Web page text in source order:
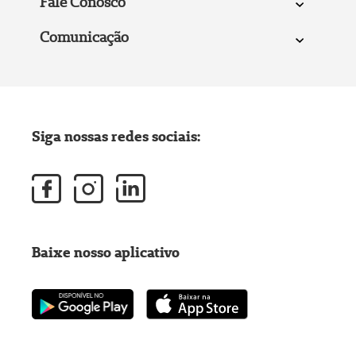
Comunicação
Siga nossas redes sociais:
Baixe nosso aplicativo